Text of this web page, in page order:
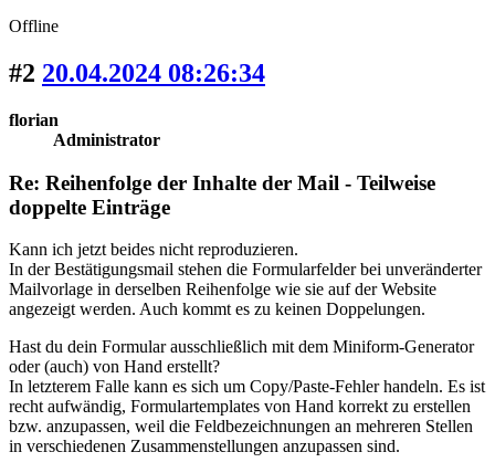
Offline
#2 20.04.2024 08:26:34
florian
Administrator
Re: Reihenfolge der Inhalte der Mail - Teilweise
doppelte Einträge
Kann ich jetzt beides nicht reproduzieren.
In der Bestätigungsmail stehen die Formularfelder bei unveränderter
Mailvorlage in derselben Reihenfolge wie sie auf der Website
angezeigt werden. Auch kommt es zu keinen Doppelungen.
Hast du dein Formular ausschließlich mit dem Miniform-Generator
oder (auch) von Hand erstellt?
In letzterem Falle kann es sich um Copy/Paste-Fehler handeln. Es ist
recht aufwändig, Formulartemplates von Hand korrekt zu erstellen
bzw. anzupassen, weil die Feldbezeichnungen an mehreren Stellen
in verschiedenen Zusammenstellungen anzupassen sind.